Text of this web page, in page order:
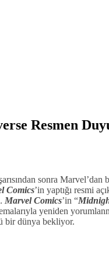
Resmen
sonra
Comics’in yaptığı resmi
Marvel Comics’in “
yeniden
bir dünya bekliyor.